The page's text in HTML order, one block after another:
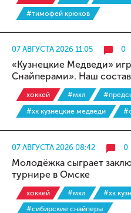
#тимофей крюков
07 АВГУСТА 2026 11:05 0
«Кузнецкие Медведи»
Снайперами». Наш
хоккей #мхл
#хк кузнецкие медведи
07 АВГУСТА 2026 08:42 0
Молодёжка сыграет
турнире в Омске
хоккей #мхл
#хк
#сибирские снайперы